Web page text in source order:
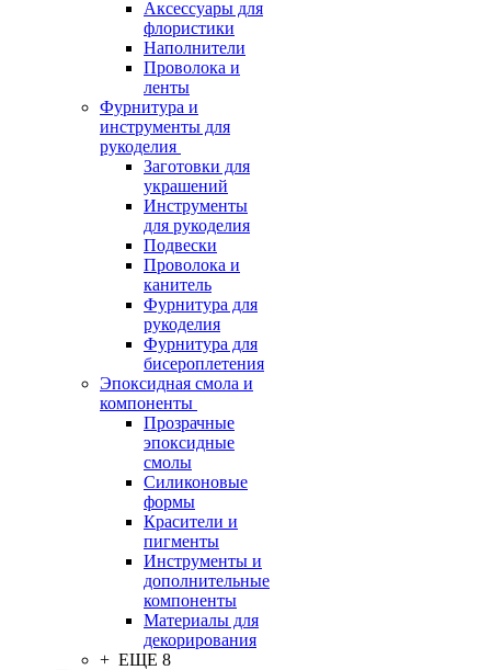
Аксессуары для
флористики
Наполнители
Проволока и
ленты
Фурнитура и
инструменты для
рукоделия
Заготовки для
украшений
Инструменты
для рукоделия
Подвески
Проволока и
канитель
Фурнитура для
рукоделия
Фурнитура для
бисероплетения
Эпоксидная смола и
компоненты
Прозрачные
эпоксидные
смолы
Силиконовые
формы
Красители и
пигменты
Инструменты и
дополнительные
компоненты
Материалы для
декорирования
+ ЕЩЕ 8